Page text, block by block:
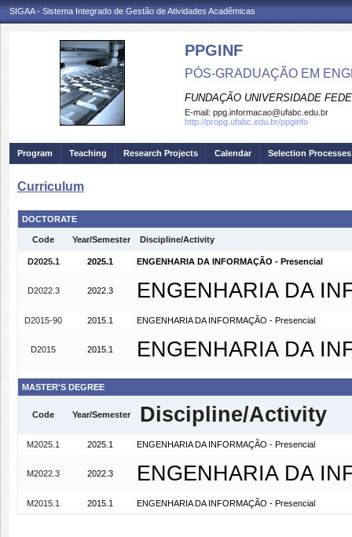
SIGAA - Sistema Integrado de Gestão de Atividades Acadêmicas
PPGINF
PÓS-GRADUAÇÃO EM
FUNDAÇÃO UNIVERSIDADE
E-mail: ppg.informacao@ufabc.edu.br
http://propg.ufabc.edu.br/ppginfo
Program Teaching Research Projects Calendar Selection Processes
Curriculum
DOCTORATE
Code Year/Semester Discipline/Activity
D2025.1 2025.1 ENGENHARIA DA INFORMAÇÃO - Presencial
D2022.3 2022.3 ENGENHARIA DA
D2015-90 2015.1 ENGENHARIA DA INFORMAÇÃO - Presencial
D2015 2015.1 ENGENHARIA DA
MASTER'S DEGREE
Code Year/Semester Discipline/Activity
M2025.1 2025.1 ENGENHARIA DA INFORMAÇÃO - Presencial
M2022.3 2022.3 ENGENHARIA DA
M2015.1 2015.1 ENGENHARIA DA INFORMAÇÃO - Presencial